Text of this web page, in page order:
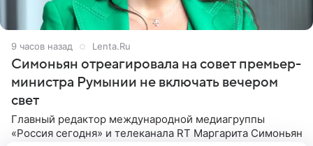
9 часов назад Lenta.Ru
Симоньян отреагировала на совет премьер-
министра Румынии не включать вечером
свет
Главный редактор международной медиагруппы
«Россия сегодня» и телеканала RT Маргарита Симоньян